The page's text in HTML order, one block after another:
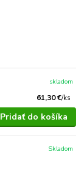
61,30 €/ks
skladom
Pridať do košíka
Skladom